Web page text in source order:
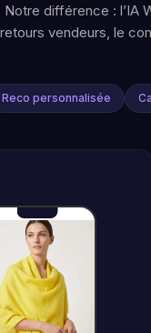
différence : l’IA
vendeurs, le
Reco personnalisée